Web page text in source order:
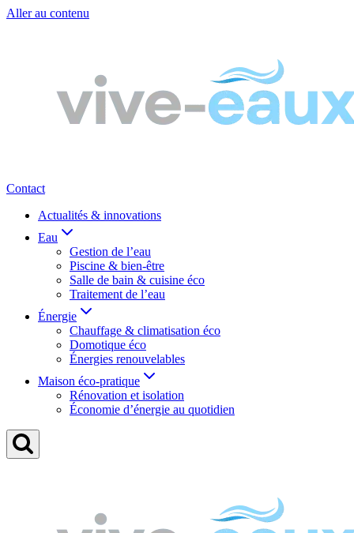
Aller au contenu
Contact
Actualités & innovations
Eau
Gestion de l’eau
Piscine & bien-être
Salle de bain & cuisine éco
Traitement de l’eau
Énergie
Chauffage & climatisation éco
Domotique éco
Énergies renouvelables
Maison éco-pratique
Rénovation et isolation
Économie d’énergie au quotidien